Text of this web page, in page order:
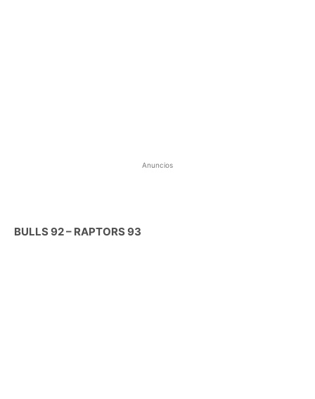
Anuncios
BULLS 92 – RAPTORS 93